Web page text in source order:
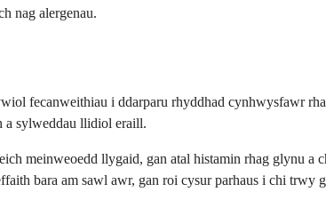
nag alergenau.
fecanweithiau i ddarparu rhyddhad cynhwysfawr
a sylweddau llidiol eraill.
meinweoedd llygaid, gan atal histamin rhag glynu a
bara am sawl awr, gan roi cysur parhaus i chi trwy